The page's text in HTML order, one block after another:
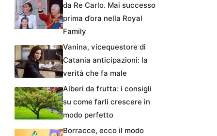
da Re Carlo. Mai successo
prima d’ora nella Royal
Family
Vanina, vicequestore di
Catania anticipazioni: la
verità che fa male
Alberi da frutta: i consigli
su come farli crescere in
modo perfetto
Borracce, ecco il modo